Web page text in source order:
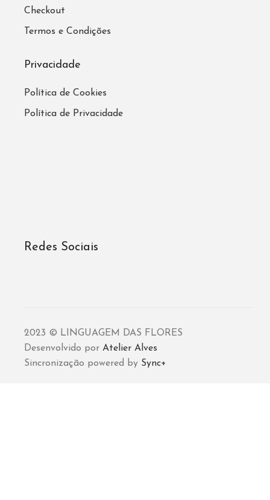
Checkout
Termos e Condições
Privacidade
Política de Cookies
Política de Privacidade
Redes Sociais
2023 © LINGUAGEM DAS FLORES
Desenvolvido por Atelier Alves
Sincronização powered by Sync+